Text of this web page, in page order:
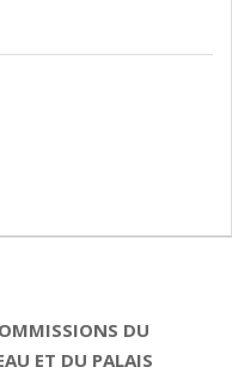
DU
ET DU PALAIS